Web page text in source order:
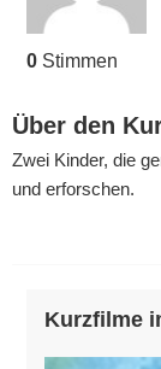
0 Stimmen
Über den
Zwei Kinder, die
und erforschen.
Kurzfilme